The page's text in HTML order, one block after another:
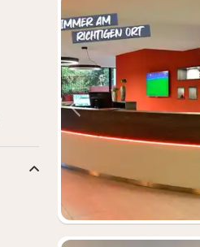
Vorige foto